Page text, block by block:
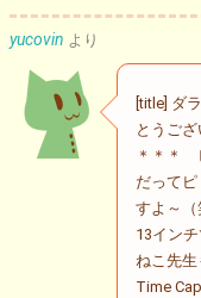
yucovin より
[title] ダ
とうご
＊＊＊
だって
すよ～（
13イン
ねこ先生
Time